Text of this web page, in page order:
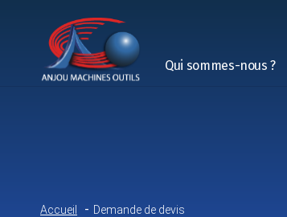
Qui sommes-nous ?
Accueil Demande de devis